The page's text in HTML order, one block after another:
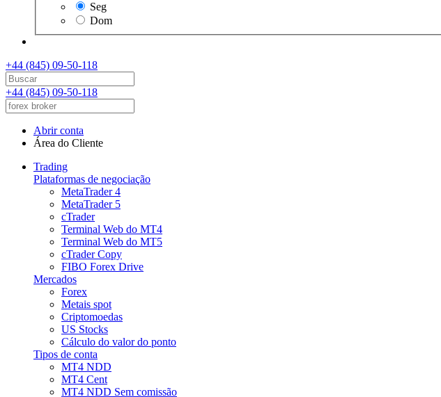
Seg
Dom
+44 (845) 09-50-118
+44 (845) 09-50-118
Abrir conta
Área do Cliente
Trading
Plataformas de negociação
MetaTrader 4
MetaTrader 5
cTrader
Terminal Web do MT4
Terminal Web do MT5
cTrader Copy
FIBO Forex Drive
Mercados
Forex
Metais spot
Criptomoedas
US Stocks
Cálculo do valor do ponto
Tipos de conta
MT4 NDD
MT4 Cent
MT4 NDD Sem comissão